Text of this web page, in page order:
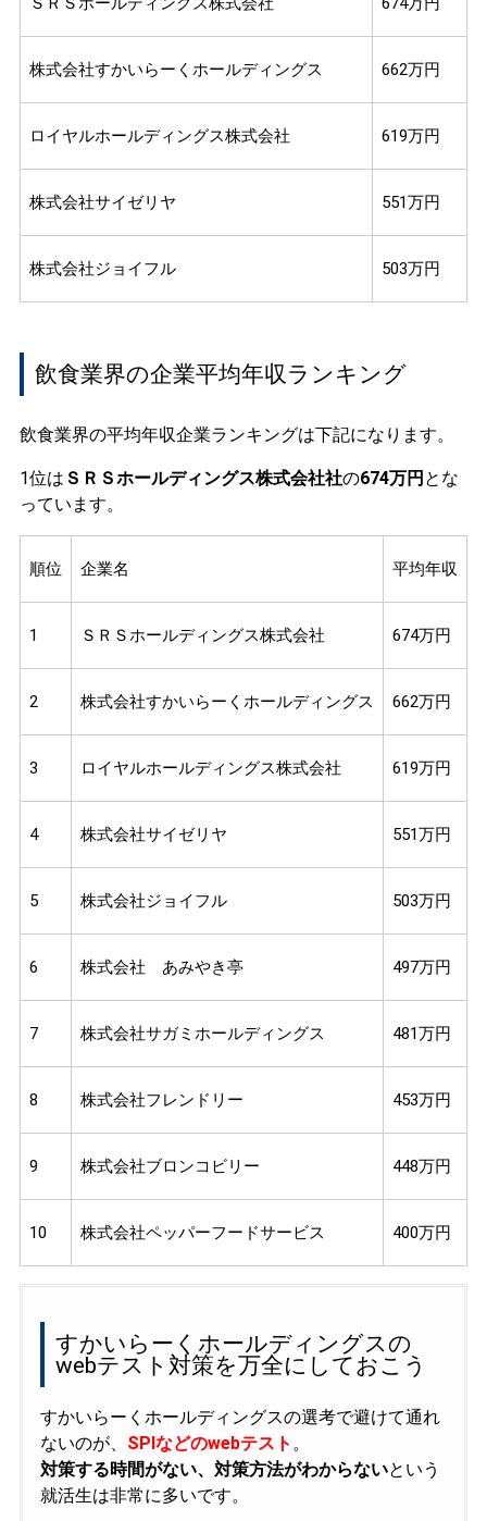
株式会社すかいらーくホールディングス 662万円
ロイヤルホールディングス株式会社 619万円
株式会社サイゼリヤ 551万円
株式会社ジョイフル 503万円
飲食業界の企業平均年収ランキング
飲食業界の平均年収企業ランキングは下記になります。
1位は ＳＲＳホールディングス株式会社社の674万円 とな
っています。
順位 企業名 平均年収
1 ＳＲＳホールディングス株式会社 674万円
2 株式会社すかいらーくホールディングス 662万円
3 ロイヤルホールディングス株式会社 619万円
4 株式会社サイゼリヤ 551万円
5 株式会社ジョイフル 503万円
6 株式会社 あみやき亭 497万円
7 株式会社サガミホールディングス 481万円
8 株式会社フレンドリー 453万円
9 株式会社ブロンコビリー 448万円
10 株式会社ペッパーフードサービス 400万円
すかいらーくホールディングスの
webテスト対策を万全にしておこう
すかいらーくホールディングスの選考で避けて通れ
ないのが、 SPIなどのwebテスト 。
対策する時間がない、対策方法がわからないという
就活生は非常に多いです。